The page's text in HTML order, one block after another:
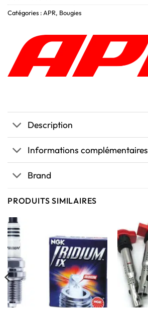
Catégories : APR, Bougies
Description
Informations complémentaires
Brand
PRODUITS SIMILAIRES